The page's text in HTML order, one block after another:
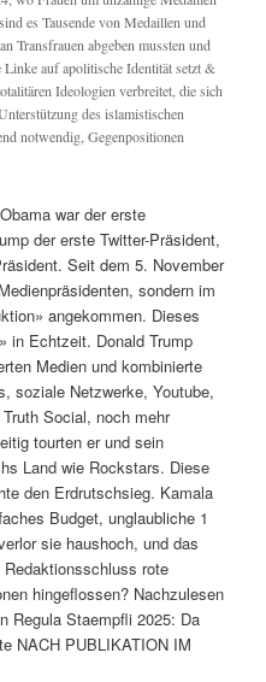
es Tausende von Medaillen und
Transfrauen abgeben mussten und
Linke auf apolitische Identität setzt &
Ideologien verbreitet, die sich
des islamistischen
notwendig, Gegenpositionen
war der erste
der erste Twitter-Präsident,
Seit dem 5. November
sondern im
angekommen. Dieses
in Echtzeit. Donald Trump
Medien und kombinierte
soziale Netzwerke, Youtube,
Social, noch mehr
tourten er und sein
Land wie Rockstars. Diese
den Erdrutschsieg. Kamala
Budget, unglaubliche 1
sie haushoch, und das
rote
hingeflossen? Nachzulesen
Regula Staempfli 2025: Da
NACH PUBLIKATION IM